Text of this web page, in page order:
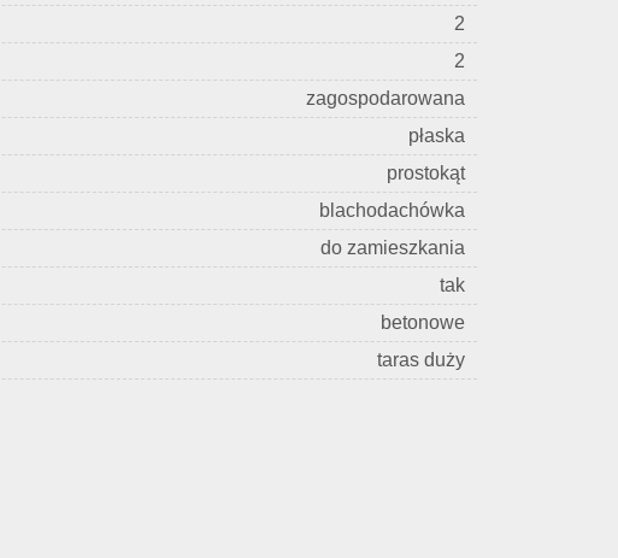
2
2
zagospodarowana
płaska
prostokąt
blachodachówka
do zamieszkania
tak
betonowe
taras duży